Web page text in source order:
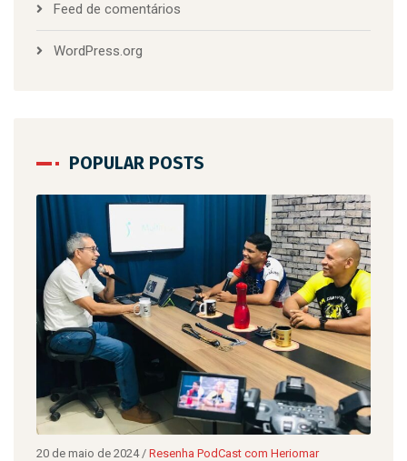
Feed de comentários
WordPress.org
POPULAR POSTS
20 de maio de 2024/ Resenha PodCast com Heriomar